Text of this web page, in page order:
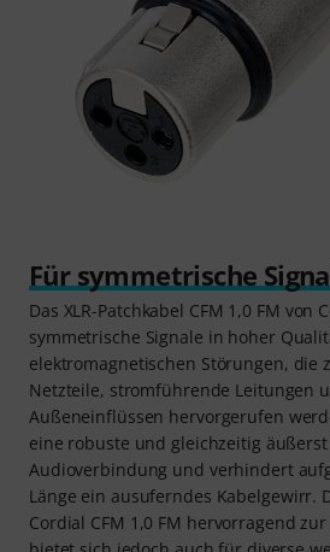
Für symmetrische
Das XLR-Patchkabel CFM 1,0 FM von
symmetrische Signale in hoher
elektromagnetischen Störungen, die
Netzteile, stromführende Leitungen
Außeneinflüssen hervorgerufen
eine robuste und gleichzeitig
Audioverbindung und verhindert
Länge ein ausuferndes Kabelgewirr.
Cordial CFM 1,0 FM hervorragend